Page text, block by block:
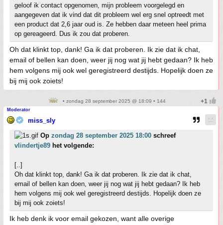
geloof ik contact opgenomen, mijn probleem voorgelegd en
aangegeven dat ik vind dat dit probleem wel erg snel optreedt met
een product dat 2,6 jaar oud is. Ze hebben daar meteen heel prima
op gereageerd. Dus ik zou dat proberen.
Oh dat klinkt top, dank! Ga ik dat proberen. Ik zie dat ik chat,
email of bellen kan doen, weer jij nog wat jij hebt gedaan? Ik heb
hem volgens mij ook wel geregistreerd destijds. Hopelijk doen ze
bij mij ook zoiets!
• zondag 28 september 2025 @ 18:09 • 144
Moderator
miss_sly
Op zondag 28 september 2025 18:00 schreef
vlindertje89 het volgende:
[..]
Oh dat klinkt top, dank! Ga ik dat proberen. Ik zie dat ik chat,
email of bellen kan doen, weer jij nog wat jij hebt gedaan? Ik heb
hem volgens mij ook wel geregistreerd destijds. Hopelijk doen ze
bij mij ook zoiets!
Ik heb denk ik voor email gekozen, want alle overige